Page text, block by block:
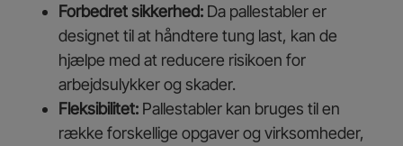
Forbedret sikkerhed: Da pallestabler er
designet til at håndtere tung last, kan de
hjælpe med at reducere risikoen for
arbejdsulykker og skader.
Fleksibilitet: Pallestabler kan bruges til en
række forskellige opgaver og virksomheder,